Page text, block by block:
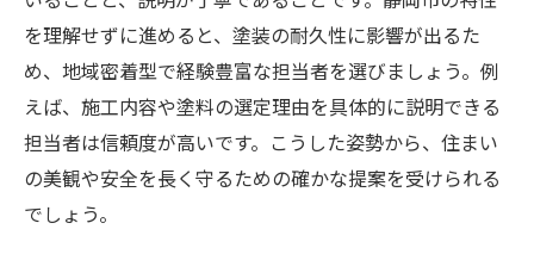
地域特性に合う塗装は担当者の提案力がカギ
静岡市の気候に適した塗装提案を受ける重
要性
外壁塗装の耐久性を高める担当者の工夫と
は
を理解せずに進めると、塗装の耐久性に影響が出るた
め、地域密着型で経験豊富な担当者を選びましょう。例
えば、施工内容や塗料の選定理由を具体的に説明できる
担当者は信頼度が高いです。こうした姿勢から、住まい
の美観や安全を長く守るための確かな提案を受けられる
でしょう。